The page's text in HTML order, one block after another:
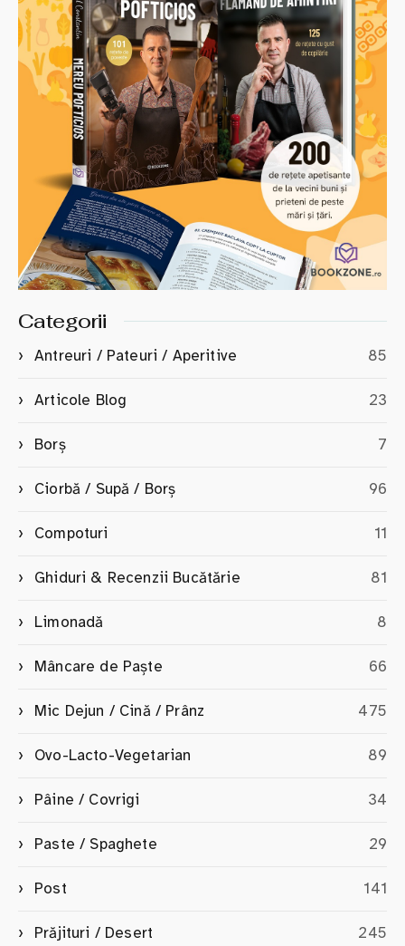
Categorii
Antreuri / Pateuri / Aperitive 85
Articole Blog 23
Borș 7
Ciorbă / Supă / Borș 96
Compoturi 11
Ghiduri & Recenzii Bucătărie 81
Limonadă 8
Mâncare de Paște 66
Mic Dejun / Cină / Prânz 475
Ovo-Lacto-Vegetarian 89
Pâine / Covrigi 34
Paste / Spaghete 29
Post 141
Prăjituri / Desert 245